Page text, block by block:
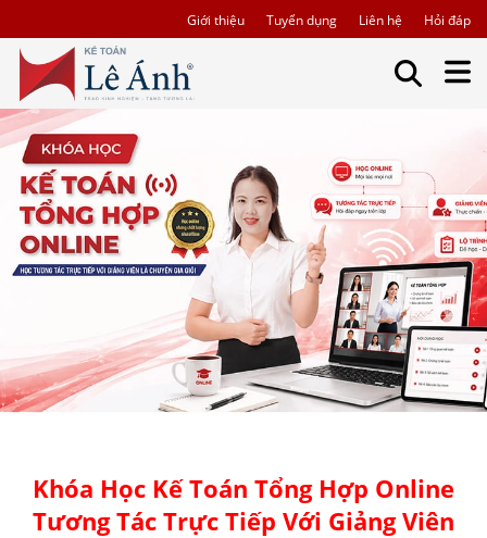
Giới thiệu Tuyển dụng Liên hệ Hỏi đáp
Khóa Học Kế Toán Tổng Hợp Online
Tương Tác Trực Tiếp Với Giảng Viên